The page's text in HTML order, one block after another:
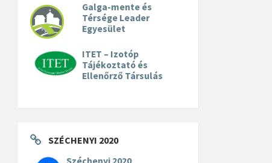
Galga-mente és
Térsége Leader
Egyesület
ITET – Izotóp
Tájékoztató és
Ellenőrző Társulás
SZÉCHENYI 2020